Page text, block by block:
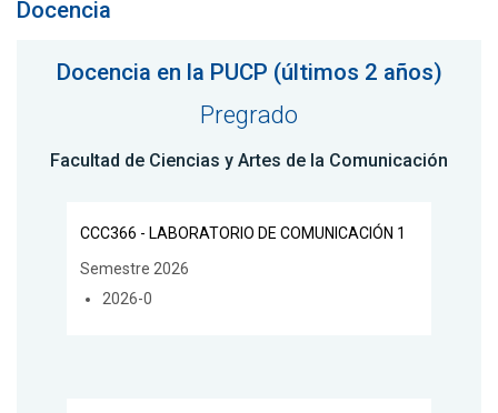
Docencia
Docencia en la PUCP (últimos 2 años)
Pregrado
Facultad de Ciencias y Artes de la Comunicación
CCC366 - LABORATORIO DE COMUNICACIÓN 1
Semestre 2026
2026-0